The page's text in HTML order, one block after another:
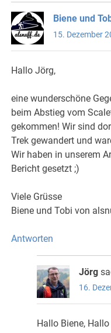
Biene und
15. Dezember
Hallo Jörg,
eine wunderschöne
beim Abstieg vom
gekommen! Wir sind
Trek gewandert und
Wir haben in unserem
Bericht gesetzt ;)
Viele Grüsse
Biene und Tobi von
Antworten
Jörg
16.
Hallo Biene,